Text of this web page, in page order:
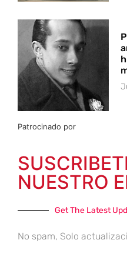
Patrocinado por
NUESTRO
Get The Latest
No spam, Solo